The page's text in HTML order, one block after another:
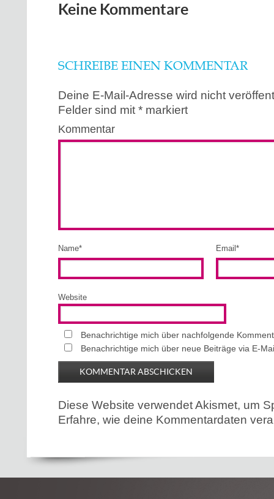
Keine Kommentare
SCHREIBE EINEN KOMMENTAR
Deine E-Mail-Adresse wird nicht
Felder sind mit * markiert
Kommentar
Name* Email *
Website
Benachrichtige mich über nachfolgende
Benachrichtige mich über neue Beiträge via E-
Diese Website verwendet Akismet, um
Erfahre, wie deine Kommentardaten